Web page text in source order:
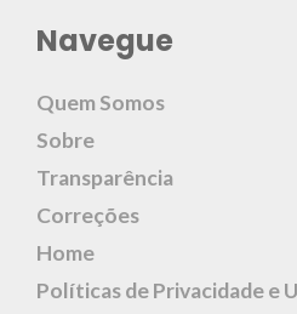
Navegue
Quem Somos
Sobre
Transparência
Correções
Home
Políticas de Privacidade e